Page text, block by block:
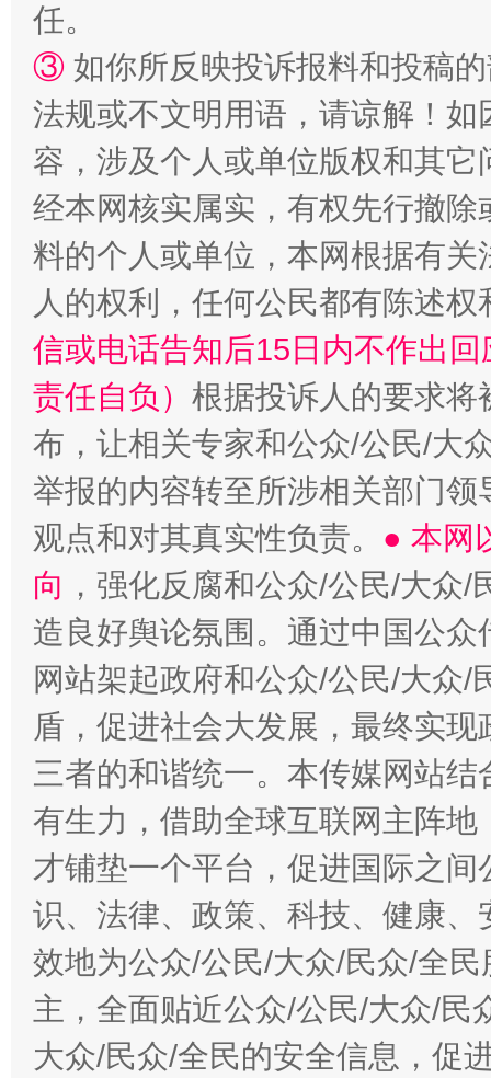
“蜀中异人”王建安的艺术幻境
任。
③ 如你所反映投诉报料和投稿
法规或不文明用语，请谅解！
容，涉及个人或单位版权和其它
经本网核实属实，有权先行撤
料的个人或单位，本网根据有
人的权利，任何公民都有陈述
信或电话告知后15日内不作出
责任自负） 根据投诉人的要求将
布，让相关专家和公众/公民/大
举报的内容转至所涉相关部门
观点和对其真实性负责。 ● 本网
向 ，强化反腐和公众/公民/大众
造良好舆论氛围。通过中国公
网站架起政府和公众/公民/大众
盾，促进社会大发展，最终实
三者的和谐统一。本传媒网站
有生力，借助全球互联网主阵
才铺垫一个平台，促进国际之
识、法律、政策、科技、健康
效地为公众/公民/大众/民众/全
主，全面贴近公众/公民/大众/民
大众/民众/全民的安全信息，促